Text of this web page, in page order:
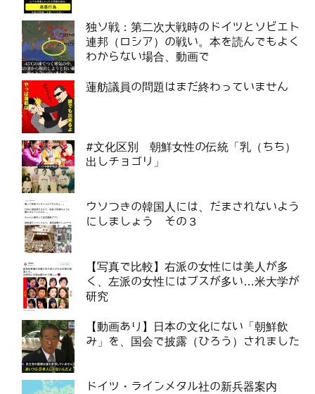
独ソ戦：第二次大戦時のドイツとソビエト
連邦（ロシア）の戦い。本を読んでもよく
わからない場合、動画で
蓮舫議員の問題はまだ終わっていません
#文化区別 朝鮮女性の伝統「乳（ちち）
出しチョゴリ」
ウソつきの韓国人には、だまされないよう
にしましょう その３
【写真で比較】右派の女性には美人が多
く、左派の女性にはブスが多い…米大学が
研究
【動画あり】日本の文化にない「朝鮮飲
み」を、国会で披露（ひろう）されました
ドイツ・ラインメタル社の新兵器案内